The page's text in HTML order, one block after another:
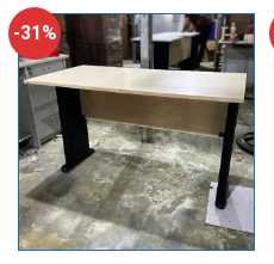
480,000₫.
-31%